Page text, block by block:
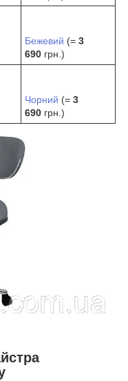
Бежевий (= 3
690 грн.)
Чорний (= 3
690 грн.)